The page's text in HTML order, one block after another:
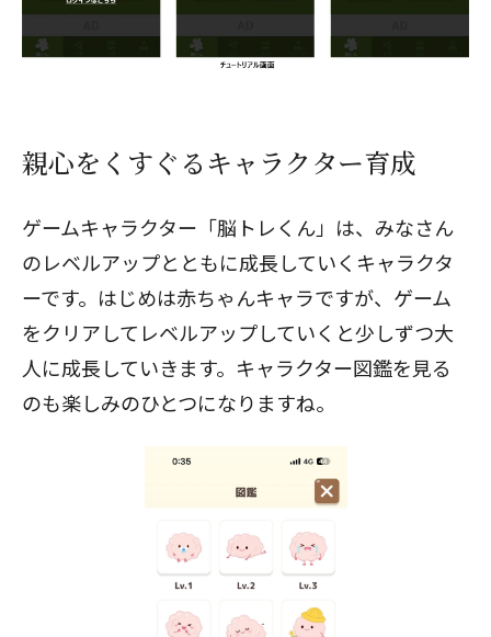
親心をくすぐるキャラクター育成
ゲームキャラクター「脳トレくん」は、みなさん
のレベルアップとともに成長していくキャラクタ
ーです。はじめは赤ちゃんキャラですが、ゲーム
をクリアしてレベルアップしていくと少しずつ大
人に成長していきます。キャラクター図鑑を見る
のも楽しみのひとつになりますね。